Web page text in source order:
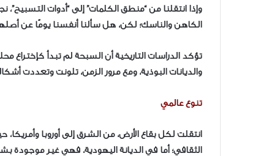
​وإذا انتقلنا من “منطق الكلمات” إلى “أدوات
الكاهن والناسك؛ لكن، هل سألنا أنفسنا يومًا عن
​تؤكد الدراسات التاريخية أن السبحة لم تبدأ كإختراع
والديانات البوذية، ومع مرور الزمن، تلونت وتعددت
تنوع عالمي
انتقلت لكل بقاع الأرض، من الشرق إلى أوروبا
الثقافي؛ أما في الديانة اليهودية، فهي غير